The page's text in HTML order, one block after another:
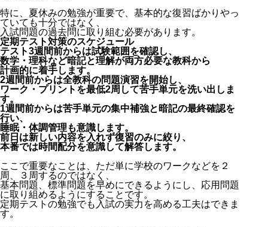
特に、夏休みの勉強が重要で、基本的な復習ばかりやっ
ていても十分ではなく、
入試問題の過去問に取り組む必要があります。
定期テスト対策のスケジュール
テスト3週間前からは試験範囲を確認し、
数学・理科など暗記と理解が両方必要な教科から
計画的に着手します。
2週間前からは全教科の問題演習を開始し、
ワーク・プリントを最低2周して苦手単元を洗い出しま
す。
1週間前からは苦手単元の集中補強と暗記の最終確認を
行い、
睡眠・体調管理も意識します。
前日は新しい内容を入れず復習のみに絞り、
本番では時間配分を意識して解答します。
ここで重要なことは、ただ単に学校のワークなどを２
周、３周するのではなく、
基本問題、標準問題を早めにできるようにし、応用問題
に取り組めるようにすることです。
定期テストの勉強でも入試の実力を高める工夫はできま
す。